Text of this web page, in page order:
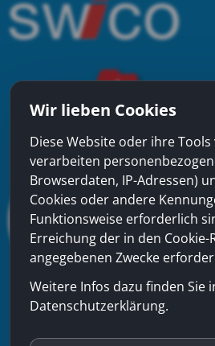
Wir lieben Cookies
Diese Website oder ihre
verarbeiten
Browserdaten, IP-Adressen)
Cookies oder andere
Funktionsweise erforderlich
Erreichung der in den Cookie-
angegebenen Zwecke
Weitere Infos dazu finden Sie
Datenschutzerklärung.